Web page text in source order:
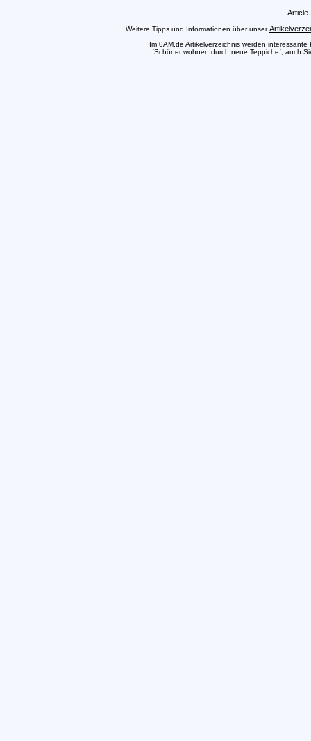
Weitere Tipps und Informationen über unser
Im 0AM.de Artikelverzeichnis werden
`Schöner wohnen durch neue Teppiche`, auch